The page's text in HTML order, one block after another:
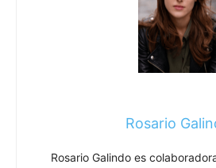
Rosario
Rosario Galindo es